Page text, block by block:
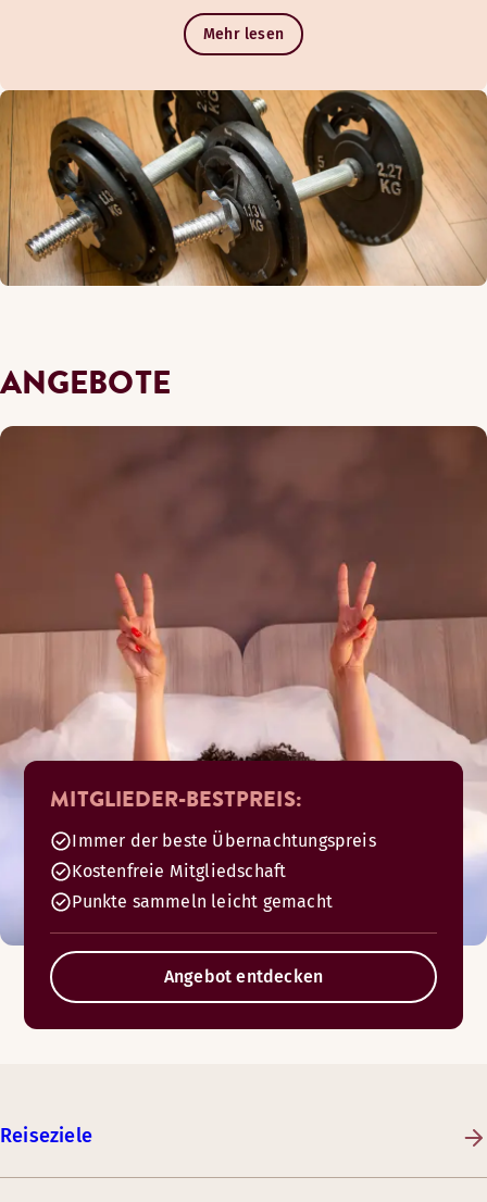
Mehr lesen
ANGEBOTE
MITGLIEDER-BESTPREIS:
Immer der beste Übernachtungspreis
Kostenfreie Mitgliedschaft
Punkte sammeln leicht gemacht
Angebot entdecken
Reiseziele